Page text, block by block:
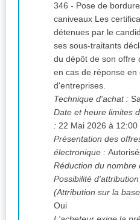
346 - Pose de
caniveaux Les certifications peuvent-être
détenues par le
ses sous-traitants
du dépôt de son offre
en cas de réponse en
d'entreprises.
Technique d'achat :
Date et heure limites
: 22 Mai 2026 à 12:00
Présentation des
électronique :
Réduction du nombre
Possibilité
Oui